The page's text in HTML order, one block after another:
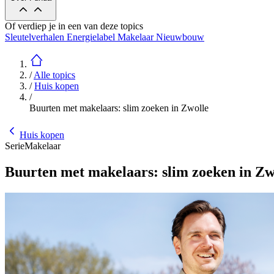
Of verdiep je in een van deze topics
Sleutelverhalen Energielabel MakelaarNieuwbouw
/Alle topics
/Huis kopen
/
Buurten met makelaars: slim zoeken in Zwolle
Huis kopen
SerieMakelaar
Buurten met makelaars: slim zoeken in